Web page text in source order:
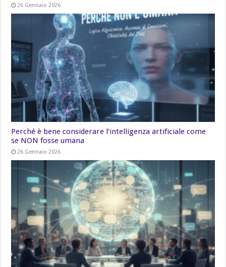
26 Gennaio 2026
Perché è bene considerare l’intelligenza artificiale come
se NON fosse umana
26 Gennaio 2026